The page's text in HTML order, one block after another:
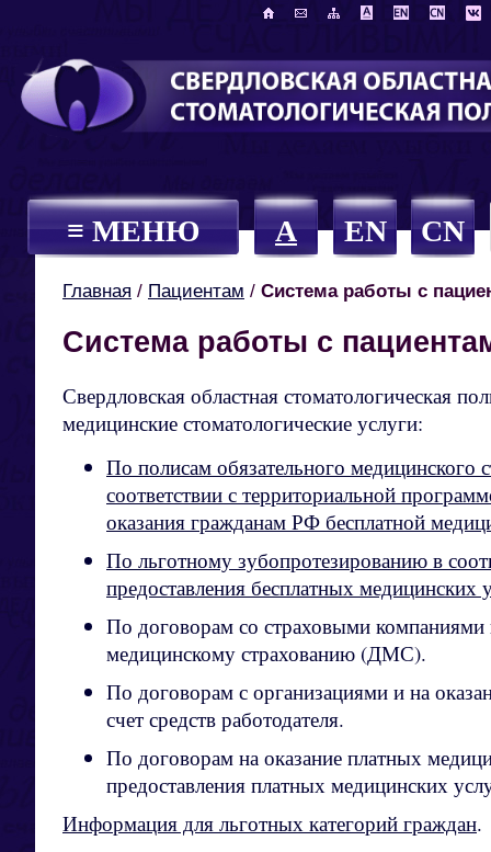
≡ МЕНЮ A EN CN
Главная / Пациентам / Система работы с
Система работы с
Свердловская областная стоматологическая
медицинские стоматологические услуги:
По полисам обязательного
соответствии с территориальной
оказания гражданам РФ бесплатной
По льготному зубопротезированию в
предоставления бесплатных медицинских
По договорам со страховыми
медицинскому страхованию (ДМС).
По договорам с организациями и на
счет средств работодателя.
По договорам на оказание платных
предоставления платных медицинских
Информация для льготных категорий граждан.